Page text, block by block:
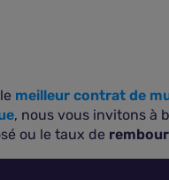
meilleur contrat de
, nous vous invitons à
ou le taux de